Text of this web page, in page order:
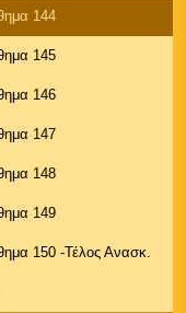
144
145
146
147
148
149
150 -Τέλος Ανασκ.